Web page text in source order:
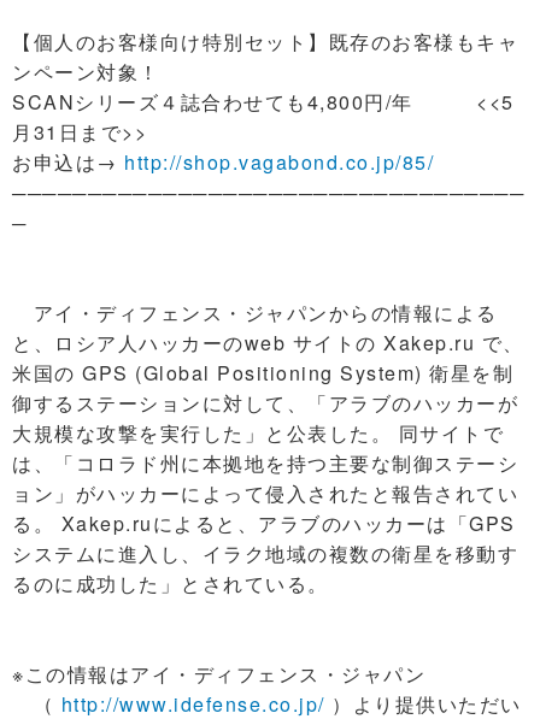
【個人のお客様向け特別セット】既存のお客様もキャ
ンペーン対象！
SCANシリーズ４誌合わせても4,800円/年 <<5
月31日まで>>
お申込は→ http://shop.vagabond.co.jp/85/
──────────────────────────────────
─
アイ・ディフェンス・ジャパンからの情報による
と、ロシア人ハッカーのweb サイトの Xakep.ru で、
米国の GPS (Global Positioning System) 衛星を制
御するステーションに対して、「アラブのハッカーが
大規模な攻撃を実行した」と公表した。 同サイトで
は、「コロラド州に本拠地を持つ主要な制御ステーシ
ョン」がハッカーによって侵入されたと報告されてい
る。 Xakep.ruによると、アラブのハッカーは「GPS
システムに進入し、イラク地域の複数の衛星を移動す
るのに成功した」とされている。
※この情報はアイ・ディフェンス・ジャパン
（ http://www.idefense.co.jp/ ）より提供いただい